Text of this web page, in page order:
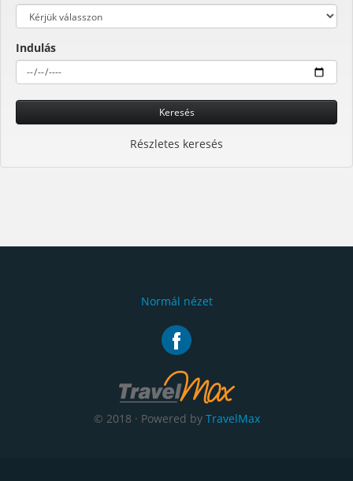
Indulás
Keresés
Részletes keresés
Normál nézet
© 2018 · Powered by TravelMax